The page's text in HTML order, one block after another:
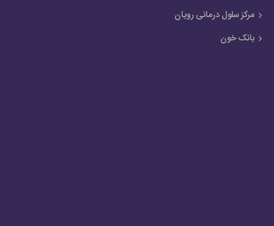
مرکز سلول درمانی رویان
بانک خون